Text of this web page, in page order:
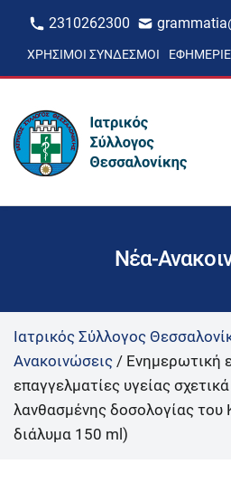
2310262300
ΧΡΉΣΙΜΟΙ ΣΎΝΔΕΣΜΟΙ
Νέα-
Ιατρικός Σύλλογος
Ανακοινώσεις / Ενημερωτική
επαγγελματίες υγείας
λανθασμένης δοσολογίας του
διάλυμα 150 ml)